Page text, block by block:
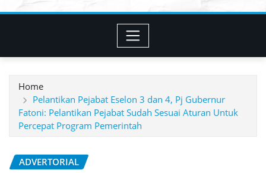
Home
Pelantikan Pejabat Eselon 3 dan 4, Pj Gubernur
Fatoni: Pelantikan Pejabat Sudah Sesuai Aturan Untuk
Percepat Program Pemerintah
ADVERTORIAL